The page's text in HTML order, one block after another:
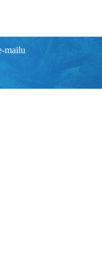
a pozvolným vstupem
stylu a nachází
cca 4 km od
směnárna, výtahy,
mailu